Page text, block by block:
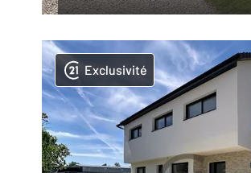
Exclusivité